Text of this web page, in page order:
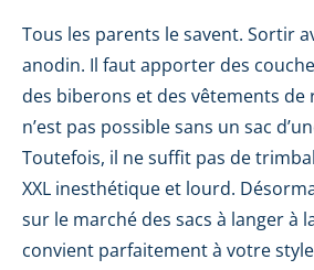
Tous les parents le savent. Sortir
anodin. Il faut apporter des
des biberons et des vêtements de
n’est pas possible sans un sac
Toutefois, il ne suffit pas de
XXL inesthétique et lourd.
sur le marché des sacs à langer à
convient parfaitement à votre